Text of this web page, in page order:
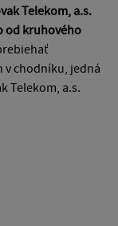
Telekom, a.s.
od kruhového
v chodníku, jedná
Telekom, a.s.